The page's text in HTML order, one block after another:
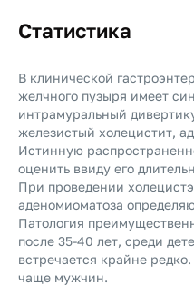
Статистика
В клинической
желчного пузыря имеет
интрамуральный
железистый холецистит,
Истинную
оценить ввиду его
При проведении
аденомиоматоза
Патология
после 35-40 лет, среди
встречается крайне
чаще мужчин.